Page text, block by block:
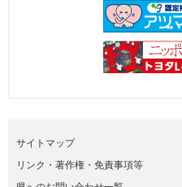
サイトマップ
リンク・著作権・免責事項等